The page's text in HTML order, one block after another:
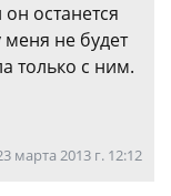
останется
не будет
только с ним.
марта 2013 г. 12:12